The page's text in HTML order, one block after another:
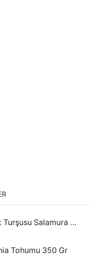
Zavrak Çubuk Turşusu Salamura Yaprak 1000gr
Tohumu 350 Gr